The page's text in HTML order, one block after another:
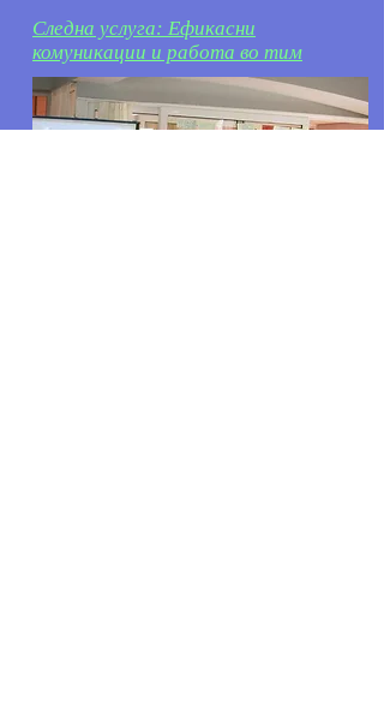
Следна услуга: Ефикасни
комуникации и работа во тим